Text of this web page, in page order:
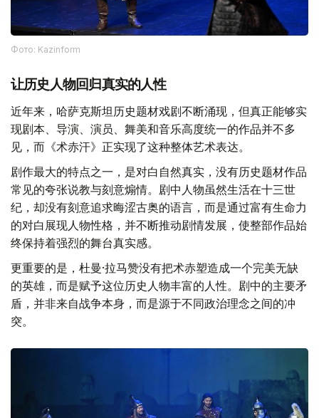
Фото: Kazinform
让历史人物回归真实的人性
近年来，哈萨克斯坦历史题材戏剧不断涌现，但真正能够实
现剧本、导演、演员、舞美和音乐高度统一的作品并不多
见，而《术赤汗》正实现了这种整体艺术表达。
剧作最大的特点之一，是对白自然真实，没有历史题材作品
常见的夸张说教与刻意煽情。剧中人物虽然生活在十三世
纪，却没有刻意追求晦涩古奥的语言，而是通过富有生命力
的对白展现人物性格，并不断推动剧情发展，使整部作品始
终保持着强烈的舞台真实感。
更重要的是，杜曼·拉马赞没有把术赤塑造成一个完美无缺
的英雄，而是赋予这位历史人物丰富的人性。剧中的主要矛
盾，并非来自战争本身，而是源于不同政治理念之间的冲
突。